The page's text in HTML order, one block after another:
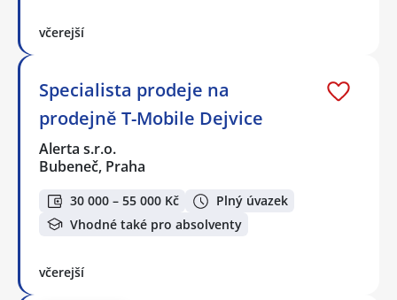
včerejší
Specialista prodeje na
prodejně T-Mobile Dejvice
Alerta s.r.o.
Bubeneč, Praha
30 000 – 55 000 Kč
Plný úvazek
Vhodné také pro absolventy
včerejší